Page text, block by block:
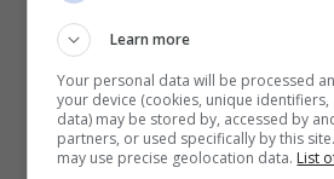
Learn more
Your personal data will be processed
your device (cookies, unique
data) may be stored by, accessed by
partners, or used specifically by this
may use precise geolocation data. List